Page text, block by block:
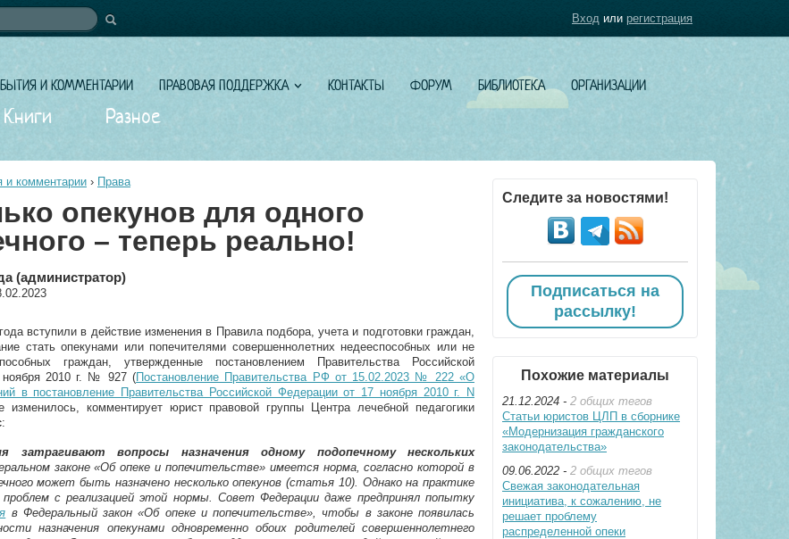
И КОММЕНТАРИИ ПРАВОВАЯ ПОДДЕРЖКА КОНТАКТЫ ФОРУМ БИБЛИОТЕКА ОРГАНИЗАЦИИ
Книги Разное
Вход или регистрация
и комментарии › Права
опекунов для одного
– теперь реально!
(администратор)
вступили в действие изменения в Правила подбора, учета и подготовки граждан,
стать опекунами или попечителями совершеннолетних недееспособных или не
граждан, утвержденные постановлением Правительства Российской
2010 г. № 927 (Постановление Правительства РФ от 15.02.2023 № 222 «О
в постановление Правительства Российской Федерации от 17 ноября 2010 г. N
комментирует юрист правовой группы Центра лечебной педагогики
:
затрагивают вопросы назначения одному подопечному нескольких
законе «Об опеке и попечительстве» имеется норма, согласно которой в
может быть назначено несколько опекунов (статья 10). Однако на практике
проблем с реализацией этой нормы. Совет Федерации даже предпринял попытку
в Федеральный закон «Об опеке и попечительстве», чтобы в законе появилась
назначения опекунами одновременно обоих родителей совершеннолетнего
Следите за новостями!
Подписаться на
рассылку!
Похожие материалы
21.12.2024 - 2 общих тегов
Статьи юристов ЦЛП в сборнике
«Модернизация гражданского
законодательства»
09.06.2022 - 2 общих тегов
Свежая законодательная
инициатива, к сожалению, не
решает проблему
распределенной опеки